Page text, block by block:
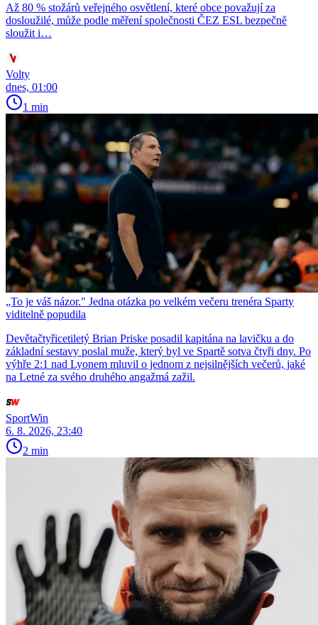
Až 80 % stožárů veřejného osvětlení, které obce považují za
dosloužilé, může podle měření společnosti ČEZ ESL bezpečně
sloužit i…
Volty
dnes, 01:00
1 min
„To je váš názor." Jedna otázka po velkém večeru trenéra Sparty
viditelně popudila
Devětačtyřicetiletý Brian Priske posadil kapitána na lavičku a do
základní sestavy poslal muže, který byl ve Spartě sotva čtyři dny. Po
výhře 2:1 nad Lyonem mluvil o jednom z nejsilnějších večerů, jaké
na Letné za svého druhého angažmá zažil.
SportWin
6. 8. 2026, 23:40
2 min